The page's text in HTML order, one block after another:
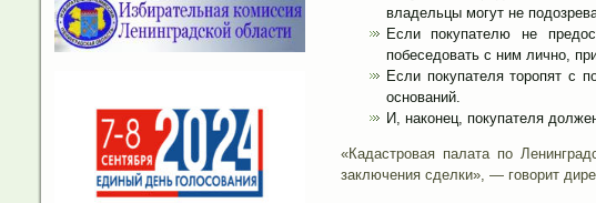
владельцы могут не
Если покупателю не
побеседовать с ним лично,
Если покупателя торопят с
оснований.
И, наконец, покупателя
«Кадастровая палата по
заключения сделки», — говорит